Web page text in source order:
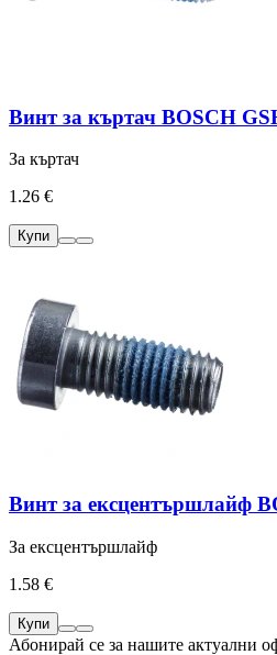
Винт за къртач BOSCH
За къртач
1.26 €
Купи
Винт за ексцентършлайф
За ексцентършлайф
1.58 €
Купи
Абонирай се за нашите актуални